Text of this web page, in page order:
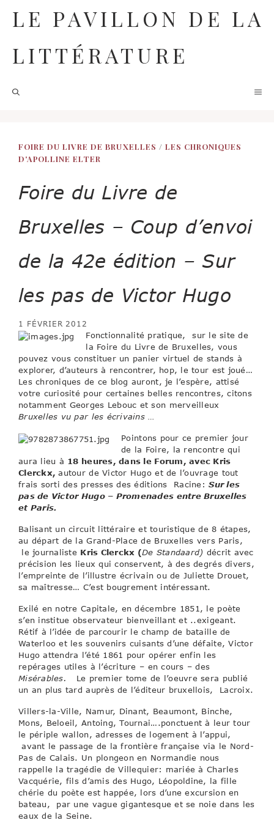
contenu
LE PAVILLON DE LA
LITTÉRATURE
FOIRE DU LIVRE DE BRUXELLES / LES CHRONIQUES
D'APOLLINE ELTER
Foire du Livre de
Bruxelles – Coup d’envoi
de la 42e édition – Sur
les pas de Victor Hugo
1 FÉVRIER 2012
Fonctionnalité pratique, sur le site de
la Foire du Livre de Bruxelles, vous
pouvez vous constituer un panier virtuel de stands à
explorer, d’auteurs à rencontrer, hop, le tour est joué…
Les chroniques de ce blog auront, je l’espère, attisé
votre curiosité pour certaines belles rencontres, citons
notamment Georges Lebouc et son merveilleux
Bruxelles vu par les écrivains …
Pointons pour ce premier jour
de la Foire, la rencontre qui
aura lieu à 18 heures, dans le Forum, avec Kris
Clerckx,autour de Victor Hugo et de l’ouvrage tout
frais sorti des presses des éditions Racine:Sur les
pas de Victor Hugo – Promenades entre Bruxelles
et Paris.
Balisant un circuit littéraire et touristique de 8 étapes,
au départ de la Grand-Place de Bruxelles vers Paris,
le journaliste Kris Clerckx (De Standaard) décrit avec
précision les lieux qui conservent, à des degrés divers,
l’empreinte de l’illustre écrivain ou de Juliette Drouet,
sa maîtresse… C’est bougrement intéressant.
Exilé en notre Capitale, en décembre 1851, le poète
s’en institue observateur bienveillant et ..exigeant.
Rétif à l’idée de parcourir le champ de bataille de
Waterloo et les souvenirs cuisants d’une défaite, Victor
Hugo attendra l’été 1861 pour opérer enfin les
repérages utiles à l’écriture – en cours – des
Misérables.
Le premier tome de l’oeuvre sera publié
un an plus tard auprès de l’éditeur bruxellois, Lacroix.
Villers-la-Ville, Namur, Dinant, Beaumont, Binche,
Mons, Beloeil, Antoing, Tournai….ponctuent à leur tour
le périple wallon, adresses de logement à l’appui,
avant le passage de la frontière française via le Nord-
Pas de Calais. Un plongeon en Normandie nous
rappelle la tragédie de Villequier: mariée à Charles
Vacquérie, fils d’amis des Hugo, Léopoldine, la fille
chérie du poète est happée, lors d’une excursion en
bateau, par une vague gigantesque et se noie dans les
eaux de la Seine.